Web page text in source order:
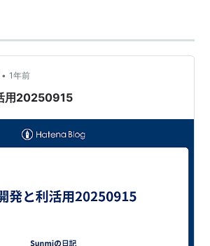
比較し、高いほうを売り、安いほう
が行われ、その価格差が縮まったと
買うことを「裁定買い」といい、逆
物を売ることを「裁定売り」という。
• 1年前
用20250915